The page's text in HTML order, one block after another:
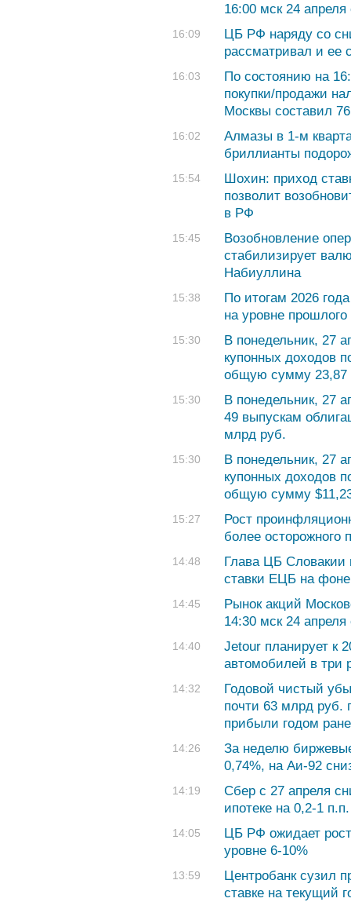
16:00 мск 24 апреля
16:09
ЦБ РФ наряду со
рассматривал и ее
16:03
По состоянию на
покупки/продажи
Москвы составил
16:02
Алмазы в 1-м
бриллианты
15:54
Шохин: приход
позволит
в РФ
15:45
Возобновление
стабилизирует
Набиуллина
15:38
По итогам 2026
на уровне прошлого
15:30
В понедельник, 27
купонных доходов
общую сумму 23,87
15:30
В понедельник, 27
49 выпускам
млрд руб.
15:30
В понедельник, 27
купонных доходов
общую сумму
15:27
Рост
более
14:48
Глава ЦБ Словакии
ставки ЕЦБ на фоне
14:45
Рынок акций
14:30 мск 24 апреля
14:40
Jetour планирует к
автомобилей в три
14:32
Годовой чистый
почти 63 млрд руб.
прибыли годом
14:26
За неделю
0,74%, на Аи-92
14:19
Сбер с 27 апреля
ипотеке на 0,2-1 п.п.
14:05
ЦБ РФ ожидает рост
уровне 6-10%
13:59
Центробанк сузил
ставке на текущий